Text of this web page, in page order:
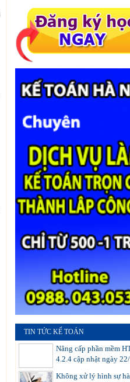
TIN TỨC KẾ TOÁN
Nâng cấp phần mềm
4.2.4 cập nhật ngày
Không xử lý hình sự